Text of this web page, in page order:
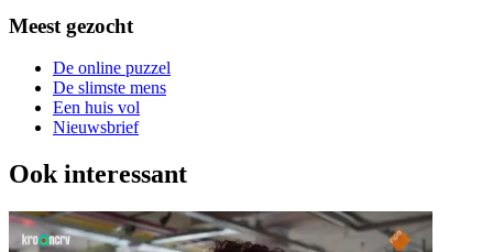
Meest gezocht
De online puzzel
De slimste mens
Een huis vol
Nieuwsbrief
Ook interessant